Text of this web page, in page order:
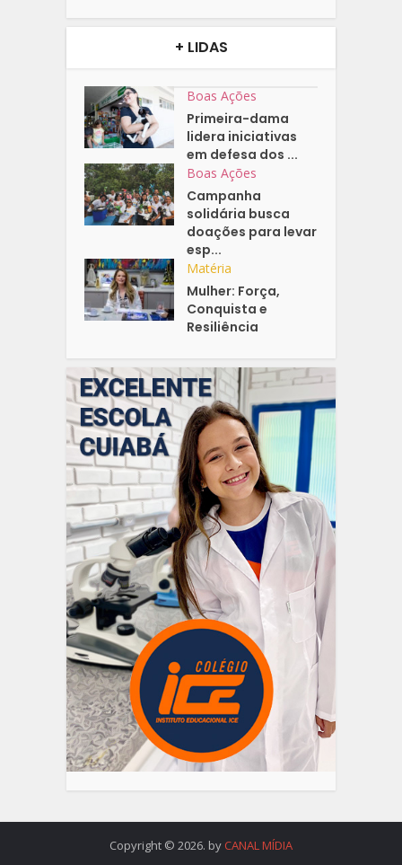
+ LIDAS
Boas Ações
Primeira-dama
lidera iniciativas
em defesa dos ...
Boas Ações
Campanha
solidária busca
doações para levar
esp...
Matéria
Mulher: Força,
Conquista e
Resiliência
Copyright © 2026. by CANAL MÍDIA